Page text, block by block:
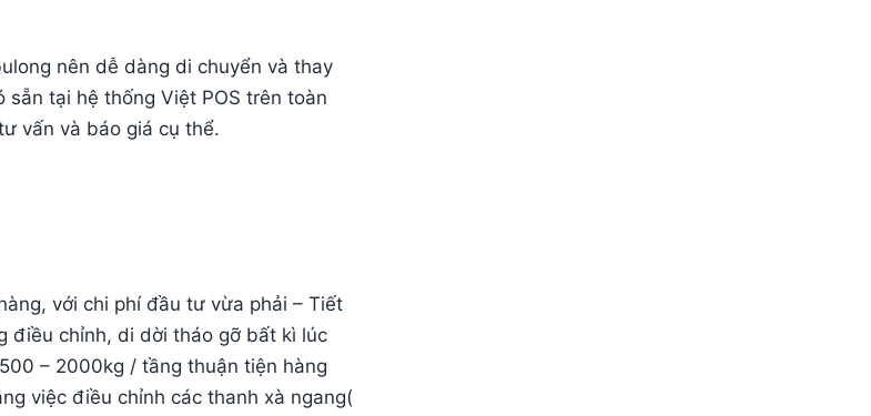
nên dễ dàng di chuyển và thay
tại hệ thống Việt POS trên toàn
vấn và báo giá cụ thể.
với chi phí đầu tư vừa phải – Tiết
điều chỉnh, di dời tháo gỡ bất kì lúc
– 2000kg / tầng thuận tiện hàng
việc điều chỉnh các thanh xà ngang(